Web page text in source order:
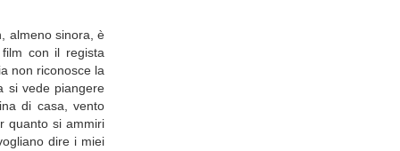
almeno sinora, è
con il regista
non riconosce la
si vede piangere
di casa, vento
quanto si ammiri
dire i miei